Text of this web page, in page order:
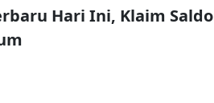
Hari Ini, Klaim Saldo